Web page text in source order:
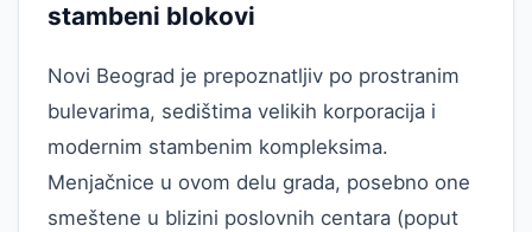
stambeni blokovi
Novi Beograd je prepoznatljiv po prostranim
bulevarima, sedištima velikih korporacija i
modernim stambenim kompleksima.
Menjačnice u ovom delu grada, posebno one
smeštene u blizini poslovnih centara (poput